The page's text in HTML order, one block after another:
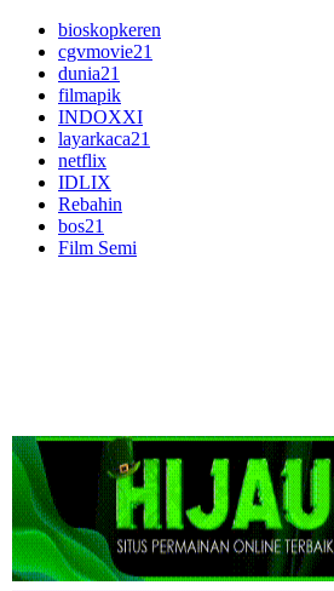
bioskopkeren
cgvmovie21
dunia21
filmapik
INDOXXI
layarkaca21
netflix
IDLIX
Rebahin
bos21
Film Semi